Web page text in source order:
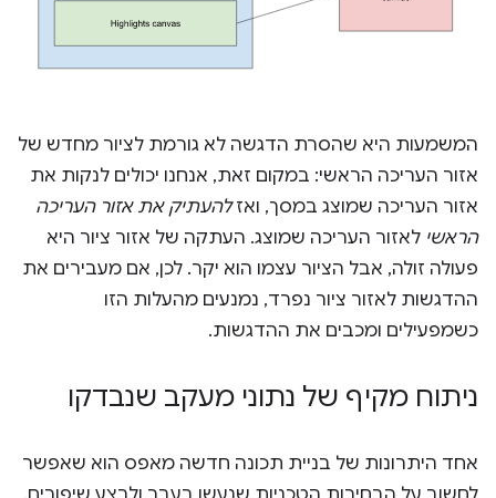
המשמעות היא שהסרת הדגשה לא גורמת לציור מחדש של
אזור העריכה הראשי: במקום זאת, אנחנו יכולים לנקות את
אזור העריכה שמוצג במסך, ואזלהעתיק את אזור העריכה
הראשי לאזור העריכה שמוצג. העתקה של אזור ציור היא
פעולה זולה, אבל הציור עצמו הוא יקר. לכן, אם מעבירים את
ההדגשות לאזור ציור נפרד, נמנעים מהעלות הזו
כשמפעילים ומכבים את ההדגשות.
ניתוח מקיף של נתוני מעקב שנבדקו
אחד היתרונות של בניית תכונה חדשה מאפס הוא שאפשר